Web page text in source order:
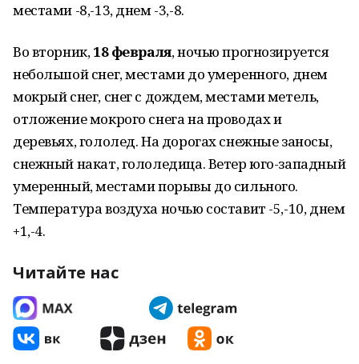
местами -8,-13, днем -3,-8.
Во вторник,18 февраля, ночью прогнозируется
небольшой снег, местами до умеренного, днем
мокрый снег, снег с дождем, местами метель,
отложение мокрого снега на проводах и
деревьях, гололед. На дорогах снежные заносы,
снежный накат, гололедица. Ветер юго-западный
умеренный, местами порывы до сильного.
Температура воздуха ночью составит -5,-10, днем
+1,-4.
Читайте нас